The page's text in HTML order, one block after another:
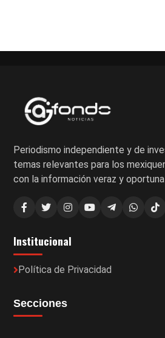
Periodismo independiente y de
temas relevantes para los
con la información veraz y
Institucional
Política de Privacidad
Secciones